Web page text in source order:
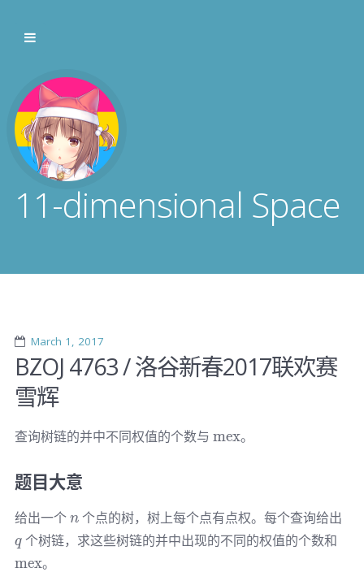
11-dimensional Space
March 1, 2017
BZOJ 4763 / 洛谷新春2017联欢赛
雪辉
查询树链的并中不同权值的个数与 \textrm{mex}
mex。
题目大意
给出一个n
n 个点的树，树上每个点有点权。每个查询给出
q个树链，求这些树链的并中出现的不同的权值的个数和
mex。